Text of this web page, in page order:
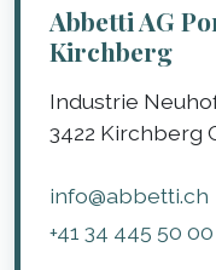
Abbetti AG
Kirchberg
Industrie
3422 Kirchberg
info@abbetti.ch
+41 34 445 50 00